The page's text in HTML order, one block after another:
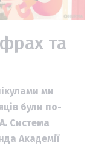
та
ми
були по-
Система
Академії